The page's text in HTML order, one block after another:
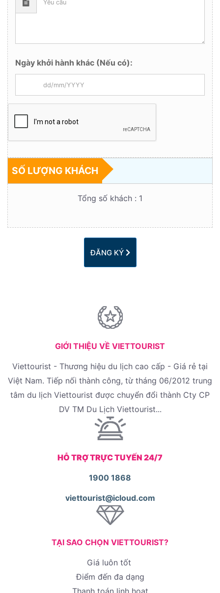
Ngày khởi hành khác (Nếu có):
SỐ LƯỢNG KHÁCH
Tổng số khách : 1
ĐĂNG KÝ
GIỚI THIỆU VỀ VIETTOURIST
Viettourist - Thương hiệu du lịch cao cấp - Giá rẻ tại
Việt Nam. Tiếp nối thành công, từ tháng 06/2012 trung
tâm du lịch Viettourist được chuyển đổi thành Cty CP
DV TM Du Lịch Viettourist...
HỖ TRỢ TRỰC TUYẾN 24/7
1900 1868
viettourist@icloud.com
TẠI SAO CHỌN VIETTOURIST?
Giá luôn tốt
Điểm đến đa dạng
Thanh toán linh hoạt